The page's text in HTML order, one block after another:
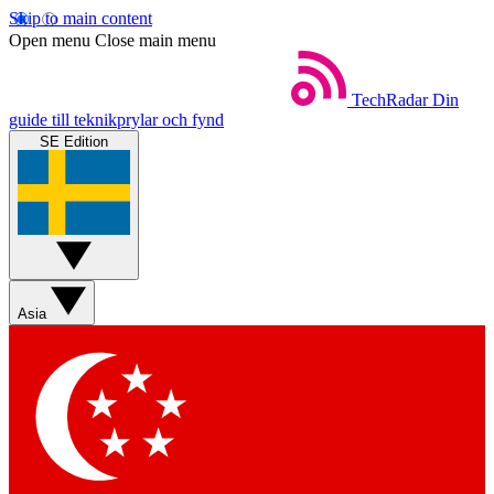
Skip to main content
Open menu Close main menu
TechRadar Din
guide till teknikprylar och fynd
SE Edition
Asia